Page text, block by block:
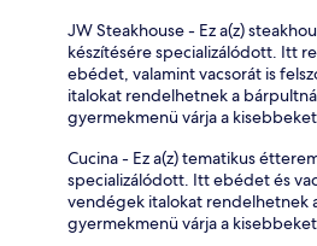
JW Steakhouse - Ez a(z)
készítésére specializálódott. Itt
ebédet, valamint vacsorát is
italokat rendelhetnek a
gyermekmenü várja a
Cucina - Ez a(z) tematikus
specializálódott. Itt ebédet és
vendégek italokat rendelhetnek
gyermekmenü várja a